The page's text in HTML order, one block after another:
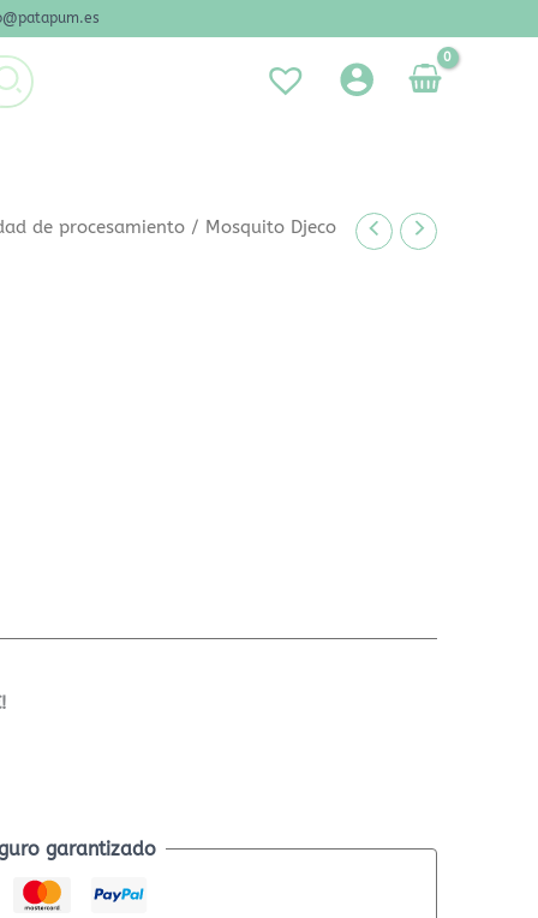
de procesamiento / Mosquito Djeco
garantizado